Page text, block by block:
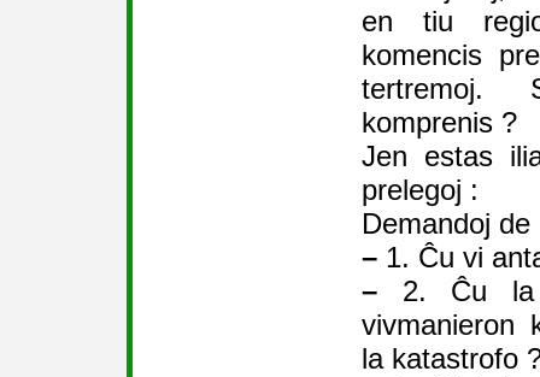
en tiu
komencis
komprenis ?
Jen estas
prelegoj :
Demandoj de
– 1. Ĉu vi
– 2. Ĉu la
vivmanieron
la katastrofo